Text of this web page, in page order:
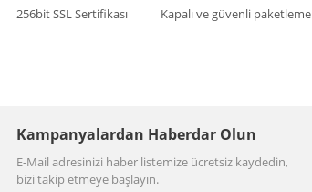
256bit SSL Sertifikası Kapalı ve güvenli paketleme
Kampanyalardan Haberdar Olun
E-Mail adresinizi haber listemize ücretsiz kaydedin,
bizi takip etmeye başlayın.